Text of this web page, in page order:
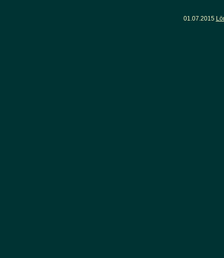
01.07.2015